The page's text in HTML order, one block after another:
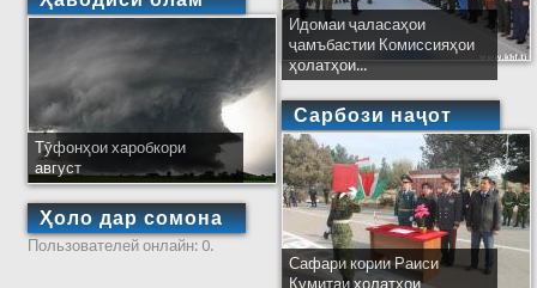
Тӯфонҳои харобкори
август
Ҳоло дар сомона
Пользователей онлайн: 0.
Идомаи ҷаласаҳои
ҷамъбастии Комиссияҳои
ҳолатҳои...
Сарбози наҷот
Сафари кории Раиси
Кумитаи ҳолатҳои